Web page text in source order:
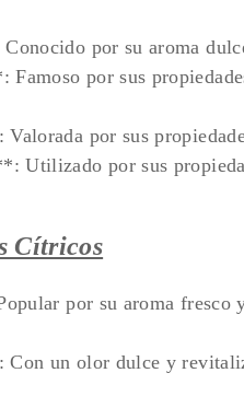
por su aroma
Famoso por sus
por sus
Utilizado por sus
Cítricos
por su aroma fresco
Con un olor dulce y